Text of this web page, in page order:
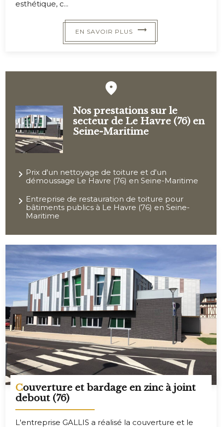
esthétique, c...
EN SAVOIR PLUS
Nos prestations sur le
secteur de Le Havre (76) en
Seine-Maritime
Prix d'un nettoyage de toiture et d'un
démoussage Le Havre (76) en Seine-Maritime
Entreprise de restauration de toiture pour
bâtiments publics à Le Havre (76) en Seine-
Maritime
Couverture et bardage en zinc à joint
debout (76)
L'entreprise GALLIS a réalisé la couverture et le